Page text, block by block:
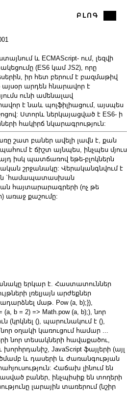
ԲԼՈԳ
01
և ECMAScript- ում, լեզվի
(ES6 կամ JS2), որը
իր հետ բերում է բազմաթիվ
այսօր արդեն հնարավոր է
ունի ամենալավ
է նաև պոլֆիլիացում, այսպես
Ստորև ներկայացված է ES6- ի
հակիրճ նկարագրություն:
շատ բաներ ավելի լավն է, քան
պահում է ճիշտ այնպես, ինչպես մյուս
այդ իսկ պատճառով եթե-բլոկներն
շրջանակը: Վերականգնվում է
`համապատասխան
հայտարարագրերի (ոչ թե
առաջ քաշումը:
երկար է. Հաստատուններ
լռելյայն արժեքներ
մաթ. Pow (a, b);}),
b = 2) => Math.pow (a, b);), նոր
(կրկնել (), պարունակում է (),
նոր օղակի կառուցում համար ...
նոր տեսակների հավաքածու,
JavaScript ֆայլերի (այլ
և դասերի և ժառանգության
Հաճախ լինում են
բաներ, ինչպիսիք են տողերի
լարային տառերում (նշիր